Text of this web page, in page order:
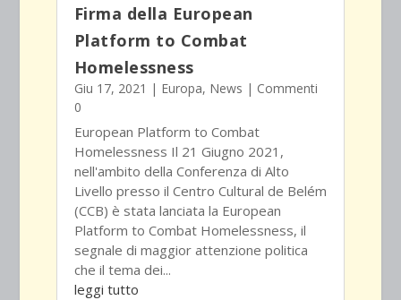
Firma della European
Platform to Combat
Homelessness
Giu 17, 2021 | Europa, News | Commenti
0
European Platform to Combat
Homelessness Il 21 Giugno 2021,
nell'ambito della Conferenza di Alto
Livello presso il Centro Cultural de Belém
(CCB) è stata lanciata la European
Platform to Combat Homelessness, il
segnale di maggior attenzione politica
che il tema dei...
leggi tutto